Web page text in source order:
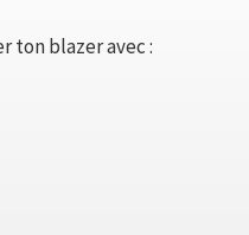
ton blazer avec :